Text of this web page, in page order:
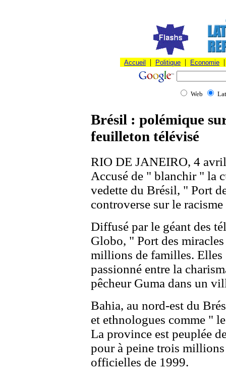
Accueil | Politique | Economie |
Web
Brésil : polémique
feuilleton télévisé
RIO DE JANEIRO, 4
Accusé de " blanchir " la
vedette du Brésil, " Port
controverse sur le
Diffusé par le géant des
Globo, " Port des
millions de familles. Elles
passionné entre la
pêcheur Guma dans un
Bahia, au nord-est du
et ethnologues comme "
La province est peuplée
pour à peine trois
officielles de 1999.